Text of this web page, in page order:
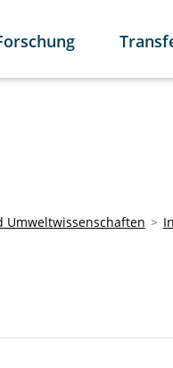
Umweltwissenschaften